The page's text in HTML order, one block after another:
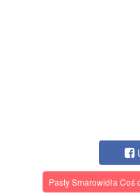
Pasty Smarowidła Coś